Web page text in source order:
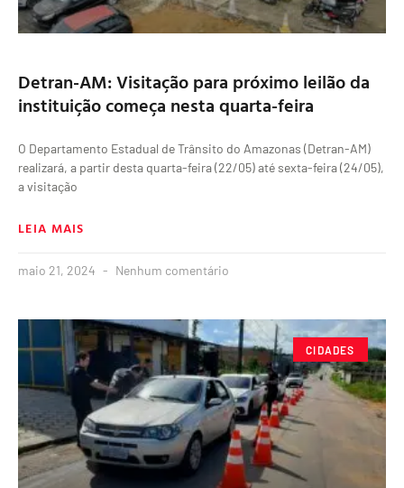
Detran-AM: Visitação para próximo leilão da
instituição começa nesta quarta-feira
O Departamento Estadual de Trânsito do Amazonas (Detran-AM)
realizará, a partir desta quarta-feira (22/05) até sexta-feira (24/05),
a visitação
LEIA MAIS
maio 21, 2024 Nenhum comentário
CIDADES